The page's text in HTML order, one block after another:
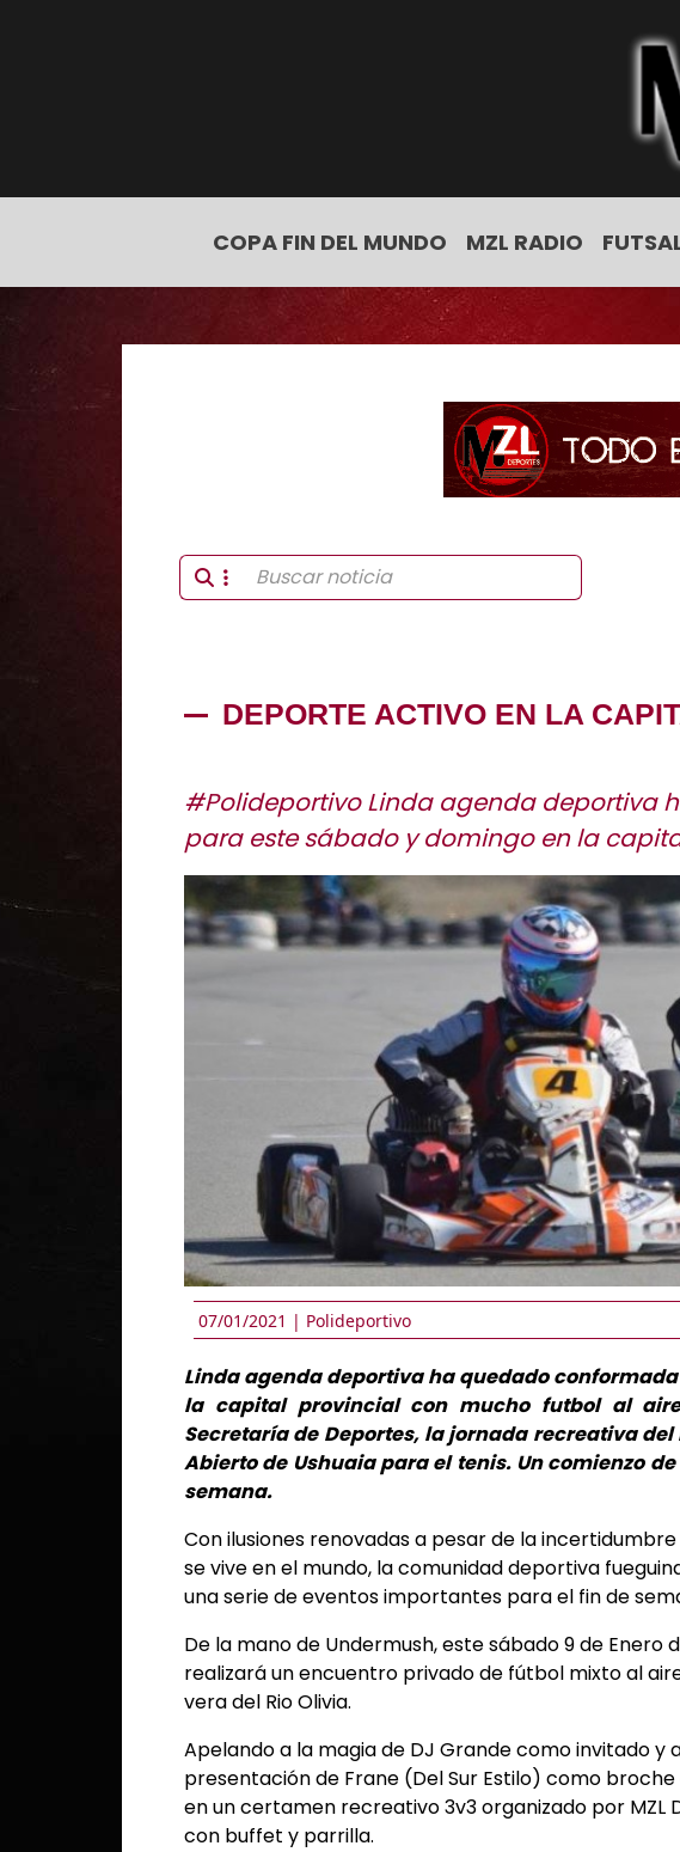
COPA FIN DEL MUNDO MZL RADIO
DEPORTE ACTIVO EN LA
#Polideportivo Linda agenda deportiva
para este sábado y domingo en la
07/01/2021 | Polideportivo
Linda agenda deportiva ha quedado
la capital provincial con mucho futbol al
Secretaría de Deportes, la jornada recreativa
Abierto de Ushuaia para el tenis. Un comienzo
semana.
Con ilusiones renovadas a pesar de la
se vive en el mundo, la comunidad deportiva
una serie de eventos importantes para el fin de
De la mano de Undermush, este sábado 9 de Enero
realizará un encuentro privado de fútbol mixto al
vera del Rio Olivia.
Apelando a la magia de DJ Grande como invitado y
presentación de Frane (Del Sur Estilo) como
en un certamen recreativo 3v3 organizado por MZL
con buffet y parrilla.